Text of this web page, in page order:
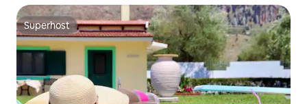
Superhost
Superhost